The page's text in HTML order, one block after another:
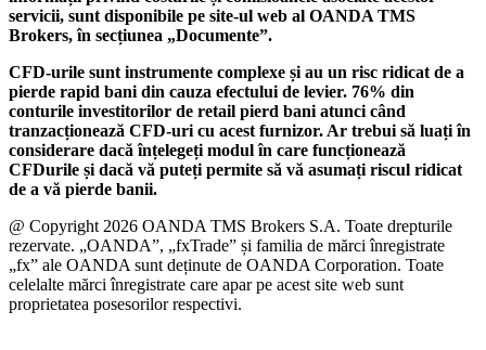
servicii, sunt disponibile pe site-ul web al OANDA TMS
Brokers, în secțiunea „Documente”.
CFD-urile sunt instrumente complexe și au un risc ridicat de a
pierde rapid bani din cauza efectului de levier. 76% din
conturile investitorilor de retail pierd bani atunci când
tranzacționează CFD-uri cu acest furnizor. Ar trebui să luați în
considerare dacă înțelegeți modul în care funcționează
CFDurile și dacă vă puteți permite să vă asumați riscul ridicat
de a vă pierde banii.
@ Copyright 2026 OANDA TMS Brokers S.A. Toate drepturile
rezervate. „OANDA”, „fxTrade” și familia de mărci înregistrate
„fx” ale OANDA sunt deținute de OANDA Corporation. Toate
celelalte mărci înregistrate care apar pe acest site web sunt
proprietatea posesorilor respectivi.